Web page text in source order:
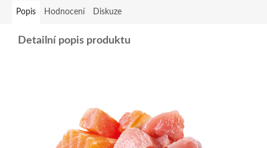
Popis Hodnocení Diskuze
Detailní popis produktu